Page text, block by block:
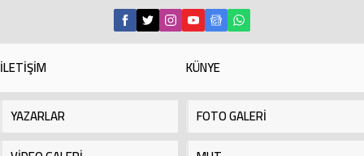
İLETİŞİM KÜNYE
YAZARLAR
FOTO GALERİ